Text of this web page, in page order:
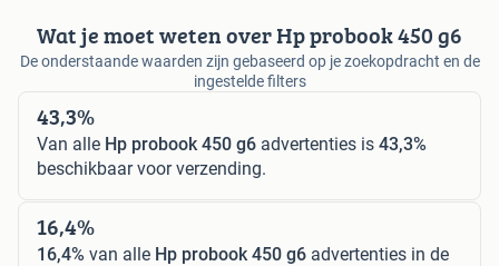
Wat je moet weten over Hp probook 450 g6
De onderstaande waarden zijn gebaseerd op je zoekopdracht en de
ingestelde filters
43,3%
Van alle Hp probook 450 g6 advertenties is 43,3%
beschikbaar voor verzending.
16,4%
16,4% van alle Hp probook 450 g6 advertenties in de